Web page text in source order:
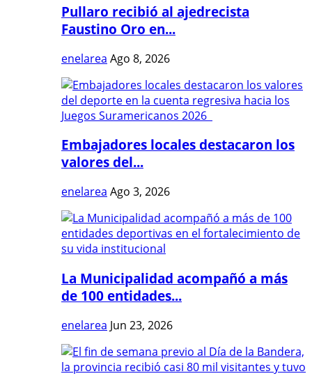
Pullaro recibió al ajedrecista
Faustino Oro en...
enelarea Ago 8, 2026
Embajadores locales destacaron los
valores del...
enelarea Ago 3, 2026
La Municipalidad acompañó a más
de 100 entidades...
enelarea Jun 23, 2026